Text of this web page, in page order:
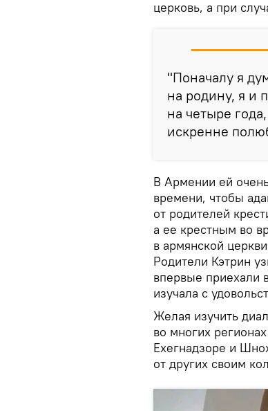
церковь, а при
"Поначалу я
на родину, я и
на четыре
искренне
В Армении ей
времени, чтобы
от родителей
а ее крестным во
в армянской
Родители Кэтрин
впервые приехали
изучала с
Желая изучить
во многих
Ехегнадзоре и
от других своим